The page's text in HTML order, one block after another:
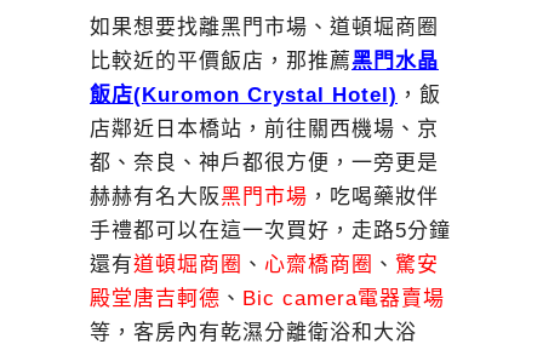
如果想要找離黑門市場、道頓堀商圈
比較近的平價飯店，那推薦黑門水晶
飯店(Kuromon Crystal Hotel) ，飯
店鄰近日本橋站，前往關西機場、京
都、奈良、神戶都很方便，一旁更是
赫赫有名大阪黑門市場 ，吃喝藥妝伴
手禮都可以在這一次買好，走路5分鐘
還有道頓堀商圈 、 心齋橋商圈 、 驚安
殿堂唐吉軻德 、 Bic camera電器賣場
等，客房內有乾濕分離衛浴和大浴